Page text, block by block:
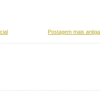
Postagem mais antiga